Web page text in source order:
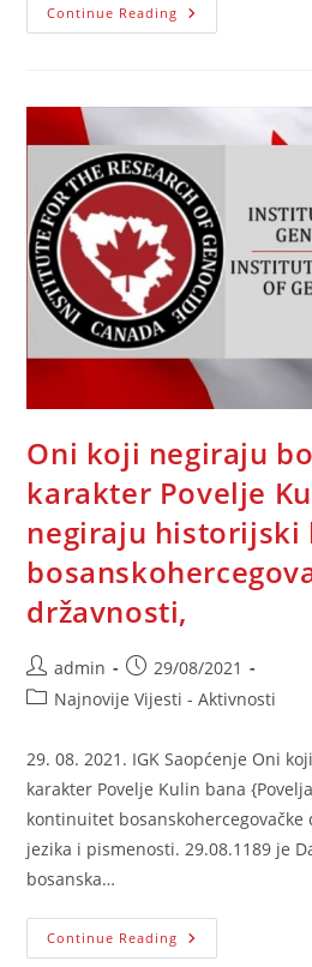
Continue Reading IGK
Je
Negiranja
U
Srebrenici
Protiv
Milorada
Dodika
Oni koji negiraju
karakter Povelje
negiraju
državnosti,
Post
author:
admin
Post
published:
29/08/2021
PostNajnovije Vijesti - Aktivnosti
29. 08. 2021. IGK Saopćenje Oni
karakter Povelje Kulin bana
kontinuitet bosanskohercegovačke
jezika i pismenosti. 29.08.1189 je
bosanska…
Continue Reading Oni
Koji